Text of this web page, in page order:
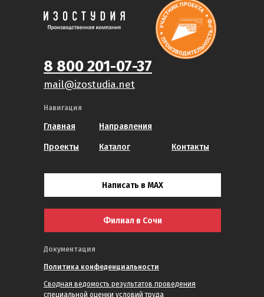
Главная
Политика конфеденциальности
Навигация
Документация
Направления
Каталог Контакты
8 800 201-07-37
Сводная ведомость результатов проведения
специальной оценки условий труда
Проекты
mail@izostudia.net
Написать в MAX
Филиал в Сочи